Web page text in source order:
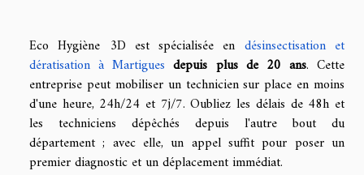
Eco Hygiène 3D est spécialisée en désinsectisation et
dératisation à Martigues depuis plus de 20 ans. Cette
entreprise peut mobiliser un technicien sur place en moins
d'une heure, 24h/24 et 7j/7. Oubliez les délais de 48h et
les techniciens dépêchés depuis l'autre bout du
département ; avec elle, un appel suffit pour poser un
premier diagnostic et un déplacement immédiat.